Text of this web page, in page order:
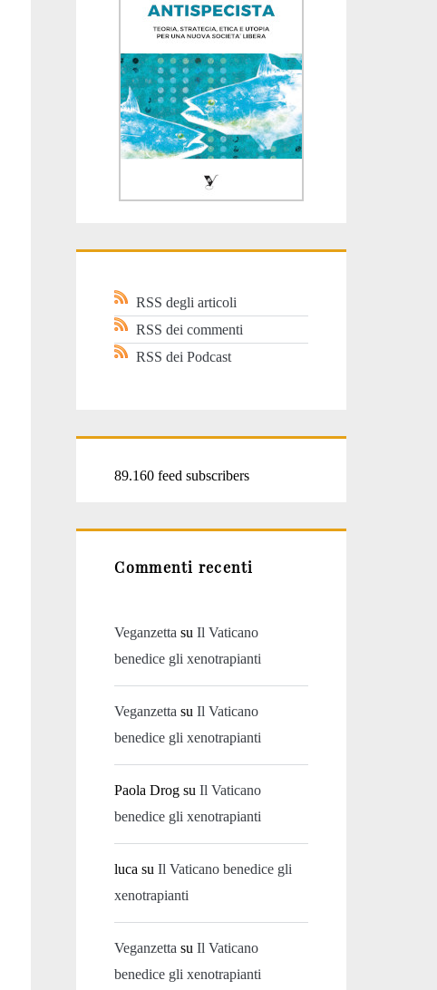
RSS degli articoli
RSS dei commenti
RSS dei Podcast
89.160 feed subscribers
Commenti recenti
Veganzetta suIl Vaticano
benedice gli xenotrapianti
Veganzetta suIl Vaticano
benedice gli xenotrapianti
Paola Drog suIl Vaticano
benedice gli xenotrapianti
luca suIl Vaticano benedice gli
xenotrapianti
Veganzetta suIl Vaticano
benedice gli xenotrapianti